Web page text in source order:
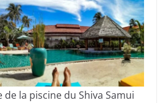
la piscine du Shiva Samui